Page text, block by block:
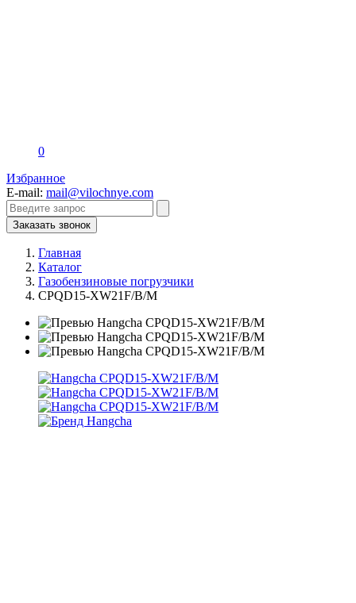
0
Избранное
E-mail: mail@vilochnye.com
Заказать звонок
Главная
Каталог
Газобензиновые погрузчики
CPQD15-XW21F/B/M